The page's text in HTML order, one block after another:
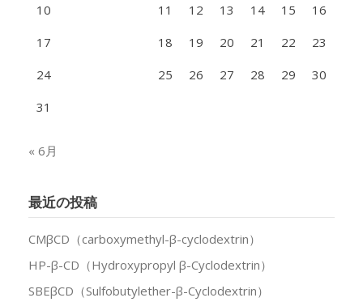
10
11 12 13 14 15
16
17
18 19 20 21 22
23
24
25 26 27 28 29
30
31
« 6月
最近の投稿
CMβCD（carboxymethyl-β-cyclodextrin）
HP-β-CD（Hydroxypropyl β-Cyclodextrin）
SBEβCD（Sulfobutylether-β-Cyclodextrin）